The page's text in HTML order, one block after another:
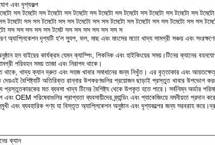
এবং দৃশ্যকল্প
সস টমেটো সস টমেটো সস টমেটো সস টমেটো সস টমেটো সস টমেটো সস টমেটো সস
টমেটো সস সস টমেটো সস সস টমেটো সস সস টমেটো সস টমেটো সস সস টমেটো সস সস
সস সস সস সস সস টমেট সস সস সস সস সস সস স
অ্যাপ্লিকেশন দৃশ্যটি হ'ল স্যুপ, ফল, মাছ এবং মাংসের মতো খাদ্য সামগ্রী সঞ্চয় এবং
হল বাইরের কার্যক্রম যেমন ক্যাম্পিং, পিকনিক এবং হাইকিংয়ের সময়।টিনের ক্যানের
পরিবহন সময় তাজা এবং নিরাপদ থাকে।
থাকে, খাদ্য ক্যান দ্রুত এবং সহজ খাবার সমাধানের জন্য নিখুঁত। এর বৃত্তাকার এবং
দেয়এই বৈশিষ্ট্যটি অতিরিক্ত রান্নার উপকরণগুলির প্রয়োজন ছাড়াই প্রস্তুত খাবার উপভোগ
প্রস্তুতকারকের মত ব্যবসা খাদ্য টিনের বৈশিষ্ট্য থেকে উপকৃত হতে পারে। সর্বনিম্ন
OEM পরিষেবাগুলির প্রাপ্যতা ব্যবসায়ীদের ব্র্যান্ডিং এবং প্যাকেজিংয়ে নমনীয়তা প্রদান
এবং ব্যবহারিক পণ্য যা বিস্তৃত অ্যাপ্লিকেশন অনুষ্ঠান এবং দৃশ্যকল্পের জন্য সরবরাহ
ক্যান